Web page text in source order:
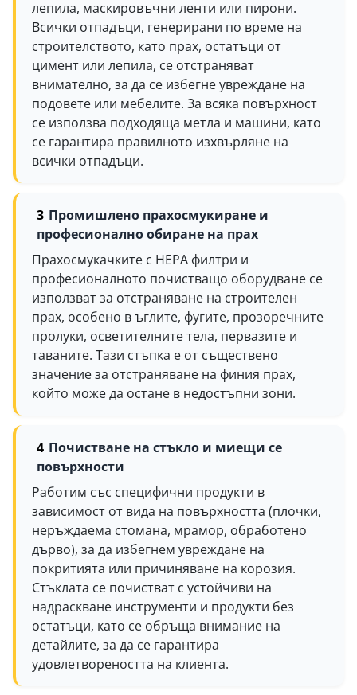
лепила, маскировъчни ленти или пирони.
Всички отпадъци, генерирани по време на
строителството, като прах, остатъци от
цимент или лепила, се отстраняват
внимателно, за да се избегне увреждане на
подовете или мебелите. За всяка повърхност
се използва подходяща метла и машини, като
се гарантира правилното изхвърляне на
всички отпадъци.
Промишлено прахосмукиране и
професионално обиране на прах
Прахосмукачките с HEPA филтри и
професионалното почистващо оборудване се
използват за отстраняване на строителен
прах, особено в ъглите, фугите, прозоречните
пролуки, осветителните тела, первазите и
таваните. Тази стъпка е от съществено
значение за отстраняване на финия прах,
който може да остане в недостъпни зони.
Почистване на стъкло и миещи се
повърхности
Работим със специфични продукти в
зависимост от вида на повърхността (плочки,
неръждаема стомана, мрамор, обработено
дърво), за да избегнем увреждане на
покритията или причиняване на корозия.
Стъклата се почистват с устойчиви на
надраскване инструменти и продукти без
остатъци, като се обръща внимание на
детайлите, за да се гарантира
удовлетвореността на клиента.